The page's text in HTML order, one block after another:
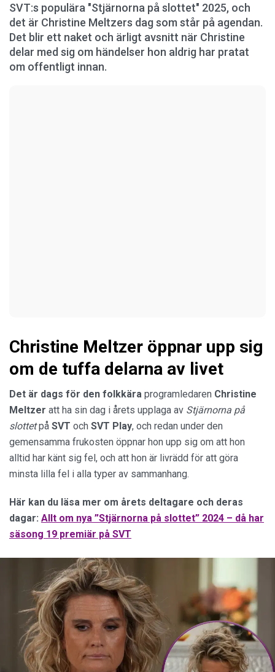
SVT:s populära "Stjärnorna på slottet" 2025, och
det är Christine Meltzers dag som står på agendan.
Det blir ett naket och ärligt avsnitt när Christine
delar med sig om händelser hon aldrig har pratat
om offentligt innan.
Christine Meltzer öppnar upp sig
om de tuffa delarna av livet
Det är dags för den folkkära programledaren Christine
Meltzer att ha sin dag i årets upplaga av Stjärnorna på
slottetpå SVT och SVT Play, och redan under den
gemensamma frukosten öppnar hon upp sig om att hon
alltid har känt sig fel, och att hon är livrädd för att göra
minsta lilla fel i alla typer av sammanhang.
Här kan du läsa mer om årets deltagare och deras
dagar: Allt om nya ”Stjärnorna på slottet” 2024 – då har
säsong 19 premiär på SVT